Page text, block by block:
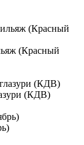
(Красный
(КДВ)